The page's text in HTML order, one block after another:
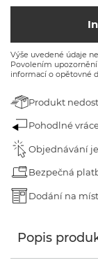
Výše uvedené údaje
Povolením
informací o opětovné
Produkt
Pohodlné
Objednávání
Bezpečná
Dodání na
Popis